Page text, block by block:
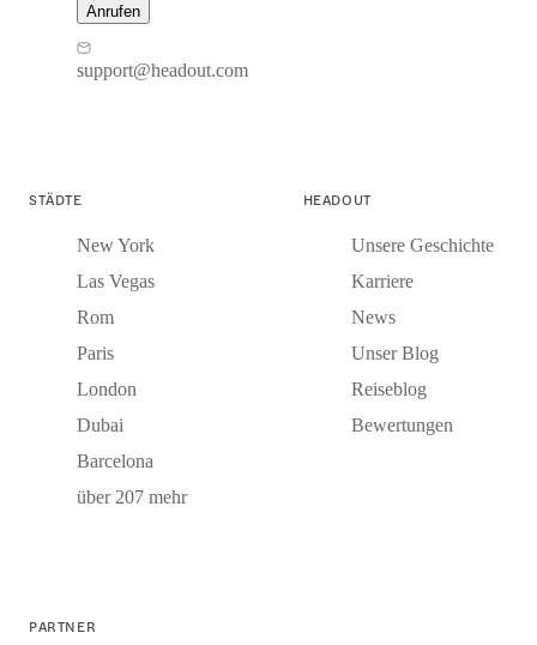
Anrufen
support@headout.com
STÄDTE
New York
Las Vegas
Rom
Paris
London
Dubai
Barcelona
über 207 mehr
HEADOUT
Unsere Geschichte
Karriere
News
Unser Blog
Reiseblog
Bewertungen
PARTNER